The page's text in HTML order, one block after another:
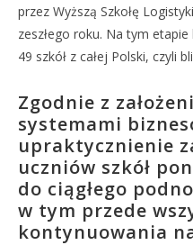
przez Wyższą Szkołę
zeszłego roku. Na tym
49 szkół z całej Polski, czyli
Zgodnie z
systemami
upraktycznienie
uczniów szkół
do ciągłego
w tym przede
kontynuowania